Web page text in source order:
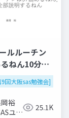
ルルーチン
ねん10分で
るねん
回大阪sas勉強会]
裕
ユー
25.1K